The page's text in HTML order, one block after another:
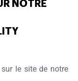
NOTRE
le site de notre